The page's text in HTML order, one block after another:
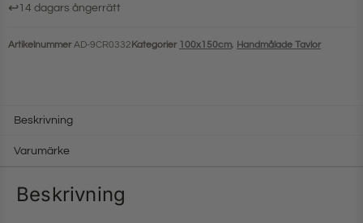
↩14 dagars ångerrätt
ArtikelnummerAD-9CR0332 Kategorier 100x150cm, Handmålade Tavlor
Beskrivning
Varumärke
Beskrivning